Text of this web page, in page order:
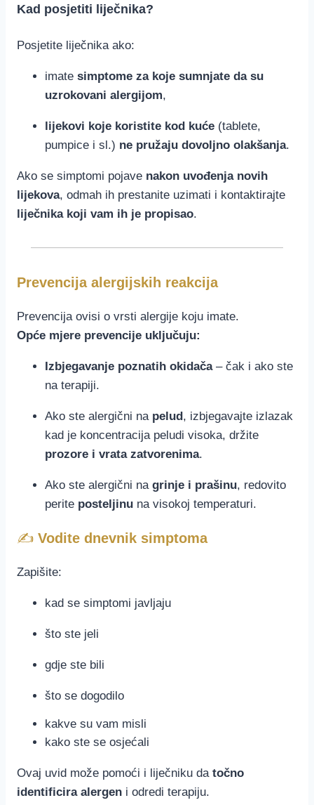
Kad posjetiti liječnika?
Posjetite liječnika ako:
imate simptome za koje sumnjate da su
uzrokovani alergijom,
lijekovi koje koristite kod kuće (tablete,
pumpice i sl.) ne pružaju dovoljno olakšanja.
Ako se simptomi pojave nakon uvođenja novih
lijekova, odmah ih prestanite uzimati i kontaktirajte
liječnika koji vam ih je propisao.
Prevencija alergijskih reakcija
Prevencija ovisi o vrsti alergije koju imate.
Opće mjere prevencije uključuju:
Izbjegavanje poznatih okidača– čak i ako ste
na terapiji.
Ako ste alergični na pelud , izbjegavajte izlazak
kad je koncentracija peludi visoka, držite
prozore i vrata zatvorenima.
Ako ste alergični na grinje i prašinu, redovito
perite posteljinu na visokoj temperaturi.
✍️ Vodite dnevnik simptoma
Zapišite:
kad se simptomi javljaju
što ste jeli
gdje ste bili
što se dogodilo
kakve su vam misli
kako ste se osjećali
Ovaj uvid može pomoći i liječniku da točno
identificira alergen i odredi terapiju.